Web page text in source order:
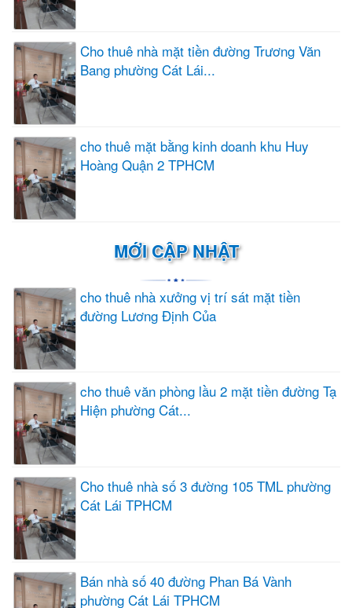
Cho thuê nhà mặt tiền đường Trương Văn
Bang phường Cát Lái...
cho thuê mặt bằng kinh doanh khu Huy
Hoàng Quận 2 TPHCM
MỚI CẬP NHẬT
cho thuê nhà xưởng vị trí sát mặt tiền
đường Lương Định Của
cho thuê văn phòng lầu 2 mặt tiền đường Tạ
Hiện phường Cát...
Cho thuê nhà số 3 đường 105 TML phường
Cát Lái TPHCM
Bán nhà số 40 đường Phan Bá Vành
phường Cát Lái TPHCM